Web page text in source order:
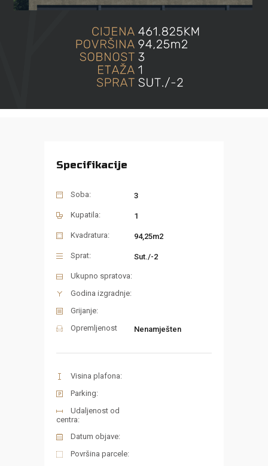
Specifikacije
Soba: 3
Kupatila: 1
Kvadratura: 94,25m2
Sprat: Sut./-2
Ukupno spratova:
Godina izgradnje:
Grijanje:
Opremljenost
Nenamješten
Visina plafona:
Parking:
Udaljenost od
centra:
Datum objave:
Površina parcele: